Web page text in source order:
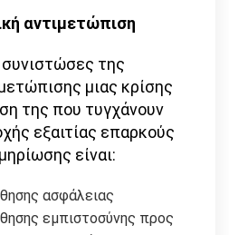
αντιμετώπιση
της
μιας κρίσης
της που τυγχάνουν
εξαιτίας επαρκούς
είναι:
ασφάλειας
εμπιστοσύνης προς